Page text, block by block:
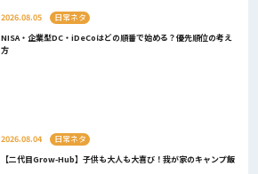
2026.08.05
日常ネタ
NISA・企業型DC・iDeCoはどの順番で始める？優先順位の考え
方
2026.08.04
日常ネタ
【二代目Grow-Hub】子供も大人も大喜び！我が家のキャンプ飯